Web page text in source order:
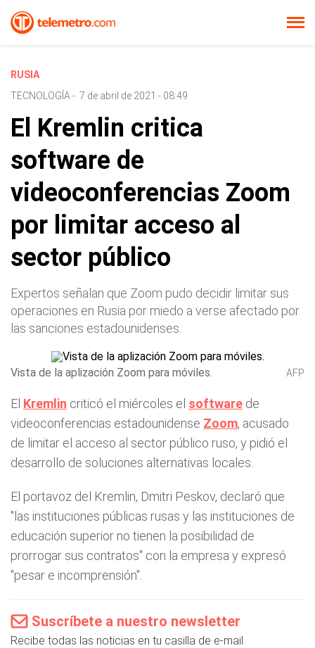
RUSIA
TECNOLOGÍA - 7 de abril de 2021 - 08:49
El Kremlin critica
software de
videoconferencias Zoom
por limitar acceso al
sector público
Expertos señalan que Zoom pudo decidir limitar sus
operaciones en Rusia por miedo a verse afectado por
las sanciones estadounidenses.
Vista de la aplización Zoom para móviles. AFP
El Kremlin criticó el miércoles el software de
videoconferencias estadounidense Zoom, acusado
de limitar el acceso al sector público ruso, y pidió el
desarrollo de soluciones alternativas locales.
El portavoz del Kremlin, Dmitri Peskov, declaró que
"las instituciones públicas rusas y las instituciones de
educación superior no tienen la posibilidad de
prorrogar sus contratos" con la empresa y expresó
"pesar e incomprensión".
Suscríbete a nuestro newsletter
Recibe todas las noticias en tu casilla de e-mail.